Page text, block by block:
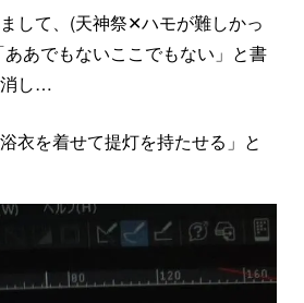
して、(天神祭✕ハモが難しかっ
あでもないここでもない」と書
消し…
衣を着せて提灯を持たせる」と